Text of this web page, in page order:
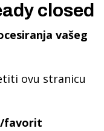
closed
vašeg
ovu stranicu
favorit